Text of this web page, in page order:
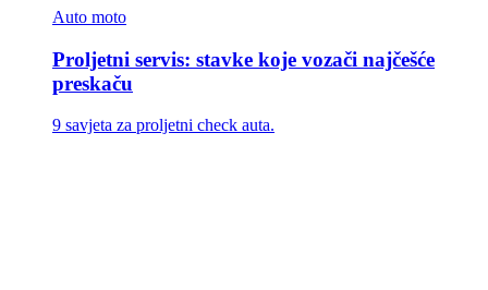
Auto moto
Proljetni servis: stavke koje vozači najčešće
preskaču
9 savjeta za proljetni check auta.